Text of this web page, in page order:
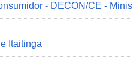
- DECON/CE -
Itaitinga